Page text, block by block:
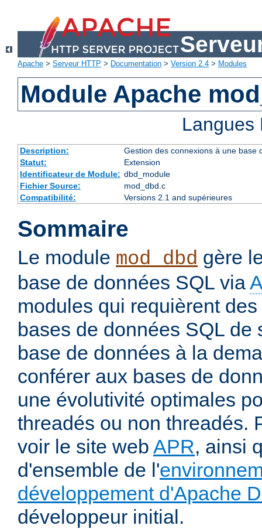
Apache > Serveur HTTP > Documentation > Version 2.4 > Modules
Module Apache
Description:
Gestion des connexions à une base
Statut:
Extension
Identificateur de Module: dbd_module
Fichier Source:
mod_dbd.c
Compatibilité:
Versions 2.1 and supérieures
Sommaire
Le module mod_dbd gère
base de données SQL via
modules qui requièrent
bases de données SQL de
base de données à la
conférer aux bases de
une évolutivité optimales
threadés ou non threadés.
voir le site web APR, ainsi
d'ensemble de l'
développement d'Apache
développeur initial.